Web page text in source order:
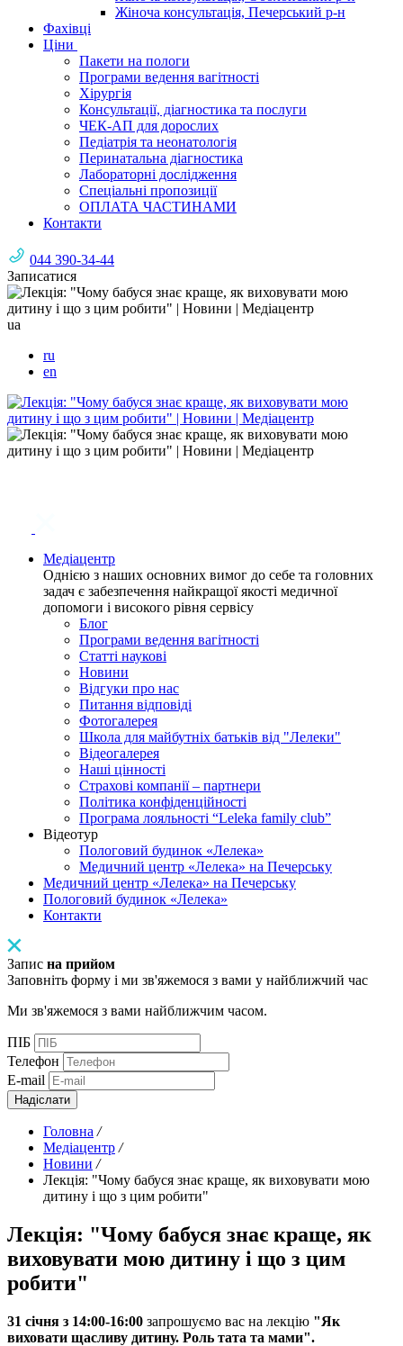
Жіноча консультація, Печерський р-н
Фахівці
Ціни
Пакети на пологи
Програми ведення вагітності
Хірургія
Консультації, діагностика та послуги
ЧЕК-АП для дорослих
Педіатрія та неонатологія
Перинатальна діагностика
Лабораторні дослідження
Спеціальні пропозиції
ОПЛАТА ЧАСТИНАМИ
Контакти
044 390-34-44
Записатися
ua
ru
en
Медіацентр
Однією з наших основних вимог до себе та головних
задач є забезпечення найкращої якості медичної
допомоги і високого рівня сервісу
Блог
Програми ведення вагітності
Статті наукові
Новини
Відгуки про нас
Питання відповіді
Фотогалерея
Школа для майбутніх батьків від "Лелеки"
Відеогалерея
Наші цінності
Страхові компанії – партнери
Політика конфіденційності
Програма лояльності “Leleka family club”
Відеотур
Пологовий будинок «Лелека»
Медичний центр «Лелека» на Печерську
Медичний центр «Лелека» на Печерську
Пологовий будинок «Лелека»
Контакти
Запис на прийом
Заповніть форму і ми зв'яжемося з вами у найближчий час
Ми зв'яжемося з вами найближчим часом.
ПІБ
Телефон
E-mail
Надіслати
Головна /
Медіацентр /
Новини /
Лекція: "Чому бабуся знає краще, як виховувати мою
дитину і що з цим робити"
Лекція: "Чому бабуся знає краще, як
виховувати мою дитину і що з цим
робити"
31 січня з 14:00-16:00 запрошуємо вас на лекцію "Як
виховати щасливу дитину. Роль тата та мами".